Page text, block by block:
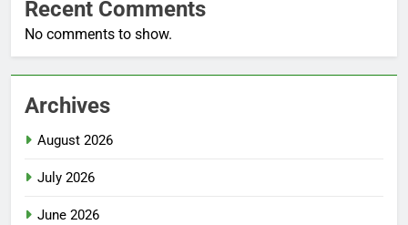
Recent Comments
No comments to show.
Archives
August 2026
July 2026
June 2026